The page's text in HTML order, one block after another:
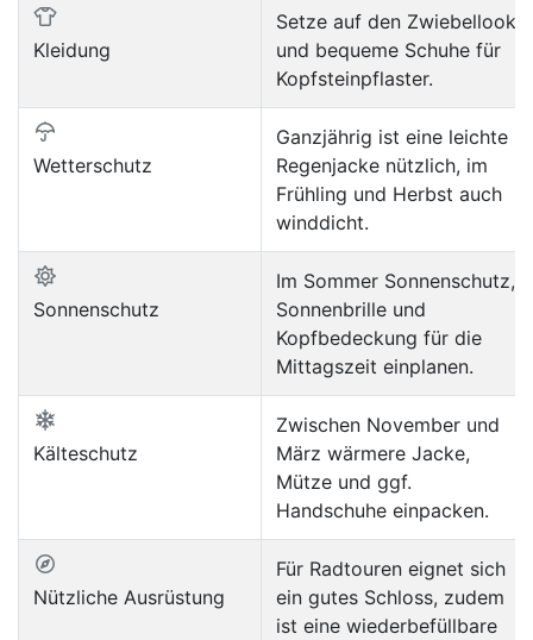
Kleidung
Setze auf den Zwiebellook
und bequeme Schuhe für
Kopfsteinpflaster.
Wetterschutz
Ganzjährig ist eine leichte
Regenjacke nützlich, im
Frühling und Herbst auch
winddicht.
Sonnenschutz
Im Sommer Sonnenschutz,
Sonnenbrille und
Kopfbedeckung für die
Mittagszeit einplanen.
Kälteschutz
Zwischen November und
März wärmere Jacke,
Mütze und ggf.
Handschuhe einpacken.
Nützliche Ausrüstung
Für Radtouren eignet sich
ein gutes Schloss, zudem
ist eine wiederbefüllbare